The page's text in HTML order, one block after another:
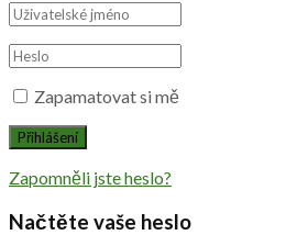
Zapamatovat si mě
Zapomněli jste heslo?
Načtěte vaše heslo